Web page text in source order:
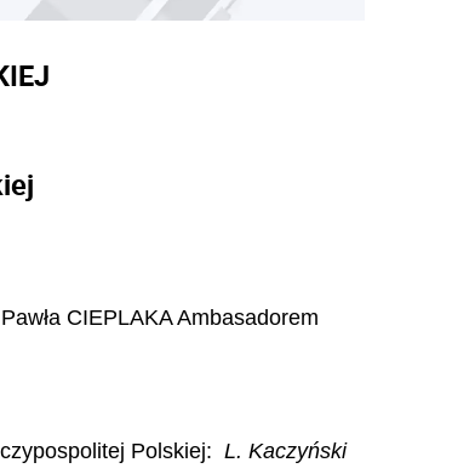
CIEPLAKA Ambasadorem
Polskiej: L. Kaczyński